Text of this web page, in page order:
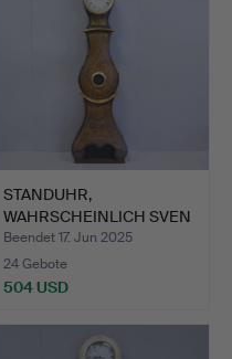
STANDUHR,
WAHRSCHEINLICH SVEN
NILSSON MORI…
Beendet 17. Jun 2025
24 Gebote
504 USD